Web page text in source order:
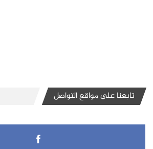
تابعنا على مواقع التواصل